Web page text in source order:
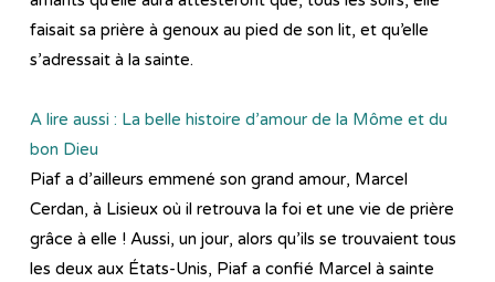
faisait sa prière à genoux au pied de son lit, et qu’elle
s’adressait à la sainte.
A lire aussi : La belle histoire d’amour de la Môme et du
bon Dieu
Piaf a d’ailleurs emmené son grand amour, Marcel
Cerdan, à Lisieux où il retrouva la foi et une vie de prière
grâce à elle ! Aussi, un jour, alors qu’ils se trouvaient tous
les deux aux États-Unis, Piaf a confié Marcel à sainte